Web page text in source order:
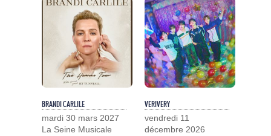
BRANDI CARLILE
mardi 30 mars 2027
La Seine Musicale
VERIVERY
vendredi 11
décembre 2026